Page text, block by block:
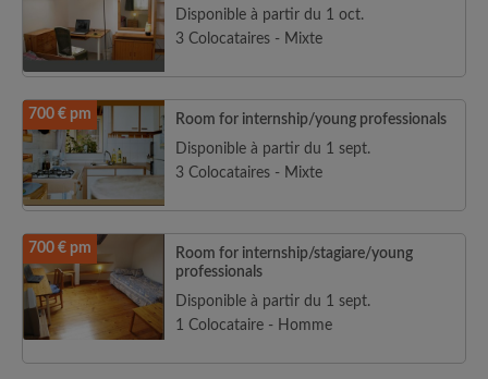
Disponible à partir du 1 oct.
3 Colocataires - Mixte
700 € pm
Room for internship/young professionals
Disponible à partir du 1 sept.
3 Colocataires - Mixte
700 € pm
Room for internship/stagiare/young
professionals
Disponible à partir du 1 sept.
1 Colocataire - Homme